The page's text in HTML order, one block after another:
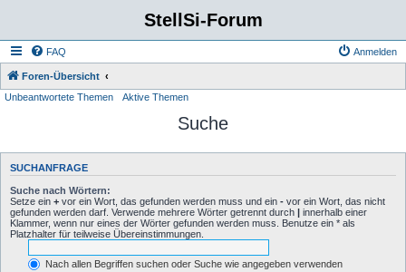
StellSi-Forum
FAQ Anmelden
Foren-Übersicht
Unbeantwortete Themen
Aktive Themen
Suche
SUCHANFRAGE
Suche nach Wörtern:
Setze ein + vor ein Wort, das gefunden werden muss und ein - vor ein Wort, das nicht
gefunden werden darf. Verwende mehrere Wörter getrennt durch | innerhalb einer
Klammer, wenn nur eines der Wörter gefunden werden muss. Benutze ein * als
Platzhalter für teilweise Übereinstimmungen.
Nach allen Begriffen suchen oder Suche wie angegeben verwenden